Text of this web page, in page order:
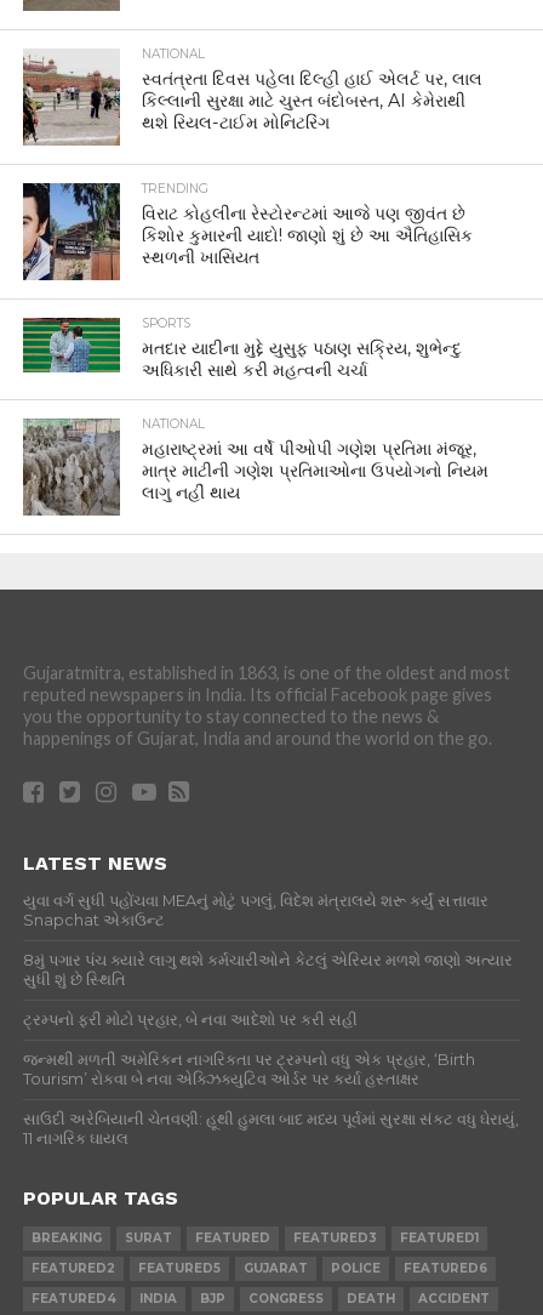
NATIONAL
સ્વતંત્રતા દિવસ પહેલા દિલ્હી હાઈ એલર્ટ પર, લાલ
કિલ્લાની સુરક્ષા માટે ચુસ્ત બંદોબસ્ત, AI કેમેરાથી
થશે રિયલ-ટાઈમ મોનિટરિંગ
TRENDING
વિરાટ કોહલીના રેસ્ટોરન્ટમાં આજે પણ જીવંત છે
કિશોર કુમારની યાદો! જાણો શું છે આ ઐતિહાસિક
સ્થળની ખાસિયત
SPORTS
મતદાર યાદીના મુદ્દે યુસુફ પઠાણ સક્રિય, શુભેન્દુ
અધિકારી સાથે કરી મહત્વની ચર્ચા
NATIONAL
મહારાષ્ટ્રમાં આ વર્ષે પીઓપી ગણેશ પ્રતિમા મંજૂર,
માત્ર માટીની ગણેશ પ્રતિમાઓના ઉપયોગનો નિયમ
લાગુ નહીં થાય
Gujaratmitra, established in 1863, is one of the oldest and most
reputed newspapers in India. Its official Facebook page gives
you the opportunity to stay connected to the news &
happenings of Gujarat, India and around the world on the go.
LATEST NEWS
યુવા વર્ગ સુધી પહોંચવા MEAનું મોટું પગલું, વિદેશ મંત્રાલયે શરૂ કર્યું સત્તાવાર
Snapchat એકાઉન્ટ
8મું પગાર પંચ ક્યારે લાગુ થશે કર્મચારીઓને કેટલું એરિયર મળશે જાણો અત્યાર
સુધી શું છે સ્થિતિ
ટ્રમ્પનો ફરી મોટો પ્રહાર, બે નવા આદેશો પર કરી સહી
જન્મથી મળતી અમેરિકન નાગરિકતા પર ટ્રમ્પનો વધુ એક પ્રહાર, ‘Birth
Tourism’ રોકવા બે નવા એક્ઝિક્યુટિવ ઓર્ડર પર કર્યા હસ્તાક્ષર
સાઉદી અરેબિયાની ચેતવણી: હૂથી હુમલા બાદ મધ્ય પૂર્વમાં સુરક્ષા સંકટ વધુ ઘેરાયું,
11 નાગરિક ઘાયલ
POPULAR TAGS
BREAKING SURAT FEATURED FEATURED3
FEATURED1
FEATURED2
FEATURED5 GUJARAT POLICE
FEATURED6
FEATURED4
INDIA BJP CONGRESS DEATH ACCIDENT